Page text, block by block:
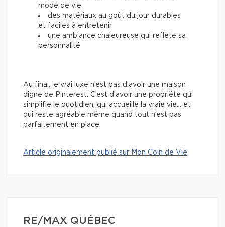
mode de vie
des matériaux au goût du jour durables
et faciles à entretenir
une ambiance chaleureuse qui reflète sa
personnalité
Au final, le vrai luxe n’est pas d’avoir une maison
digne de Pinterest. C’est d’avoir une propriété qui
simplifie le quotidien, qui accueille la vraie vie… et
qui reste agréable même quand tout n’est pas
parfaitement en place.
Article originalement publié sur Mon Coin de Vie
RE/MAX QUÉBEC